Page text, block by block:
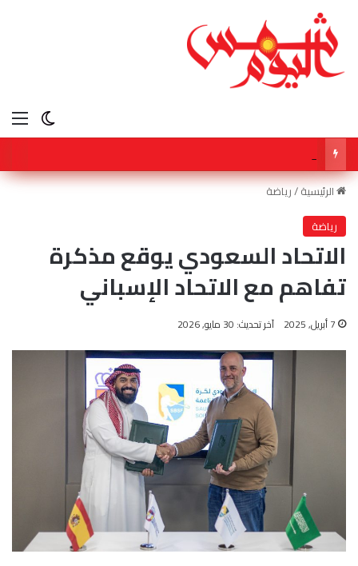
الرئيسية/رياضة
رياضة
الاتحاد السعودي يوقع مذكرة
تفاهم مع الاتحاد الإسباني
7 أبريل, 2025 آخر تحديث: 30 مايو, 2026